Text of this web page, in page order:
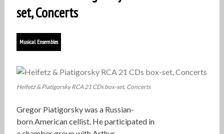
set, Concerts
Musical Ensembles
Heifetz & Piatigorsky RCA 21 CDs box-set, Concerts
Gregor Piatigorsky was a Russian-
born American cellist. He participated in